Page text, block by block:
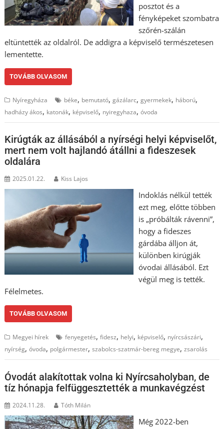
posztot és a
fényképeket szombatra
szőrén-szálán
eltüntették az oldalról. De addigra a képviselő természetesen
lementette.
TOVÁBB OLVASOM
Nyíregyháza béke, bemutató,gázálarc,gyermekek, háború,
hadházy ákos, katonák, képviselő, nyiregyhaza,óvoda
Kirúgták az állásából a nyírségi helyi képviselőt,
mert nem volt hajlandó átállni a fideszesek
oldalára
2025.01.22. Kiss Lajos
Indoklás nélkül tették
ezt meg, előtte többen
is „próbálták rávenni”,
hogy a fideszes
gárdába álljon át,
különben kirúgják
óvodai állásából. Ezt
végül meg is tették.
Félelmetes.
TOVÁBB OLVASOM
Megyei hírek fenyegetés,fidesz, helyi, képviselő, nyírcsászári,
nyírség,óvoda, polgármester,szabolcs-szatmár-bereg megye,zsarolás
Óvodát alakítottak volna ki Nyírcsaholyban, de
tíz hónapja felfüggesztették a munkavégzést
2024.11.28. Tóth Milán
Még 2022-ben